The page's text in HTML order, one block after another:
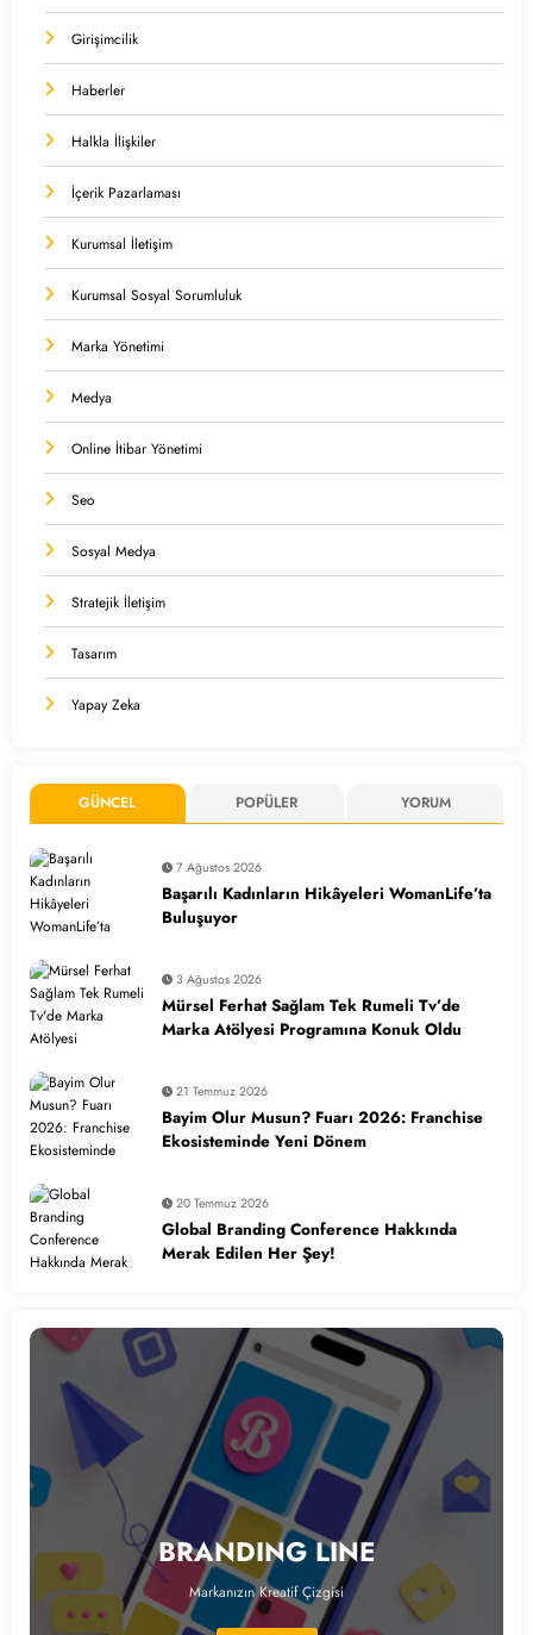
Girişimcilik
Haberler
Halkla İlişkiler
İçerik Pazarlaması
Kurumsal İletişim
Kurumsal Sosyal Sorumluluk
Marka Yönetimi
Medya
Online İtibar Yönetimi
Seo
Sosyal Medya
Stratejik İletişim
Tasarım
Yapay Zeka
GÜNCEL POPÜLER YORUM
7 Ağustos 2026
Başarılı Kadınların Hikâyeleri WomanLife’ta
Buluşuyor
3 Ağustos 2026
Mürsel Ferhat Sağlam Tek Rumeli Tv’de
Marka Atölyesi Programına Konuk Oldu
21 Temmuz 2026
Bayim Olur Musun? Fuarı 2026: Franchise
Ekosisteminde Yeni Dönem
20 Temmuz 2026
Global Branding Conference Hakkında
Merak Edilen Her Şey!
BRANDING LINE
Markanızın Kreatif Çizgisi